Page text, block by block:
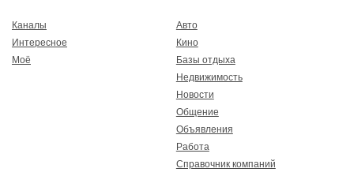
Каналы
Интересное
Моё
Авто
Кино
Базы отдыха
Недвижимость
Новости
Общение
Объявления
Работа
Справочник компаний